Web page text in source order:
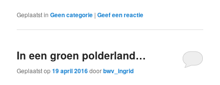
Geplaatst in Geen categorie |Geef een reactie
In een groen polderland…
Geplaatst op19 april 2016doorbwv_ingrid